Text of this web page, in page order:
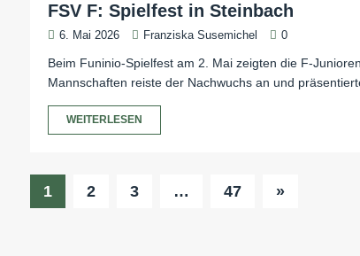
FSV F: Spielfest in Steinbach
6. Mai 2026 Franziska Susemichel 0
Beim Funinio-Spielfest am 2. Mai zeigten die F-
Mannschaften reiste der Nachwuchs an und
WEITERLESEN
1 2 3 … 47 »